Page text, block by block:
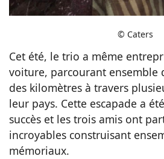
© Caters
Cet été, le trio a même
voiture, parcourant ensemble
des kilomètres à travers
leur pays. Cette escapade a
succès et les trois amis ont
incroyables construisant
mémoriaux.